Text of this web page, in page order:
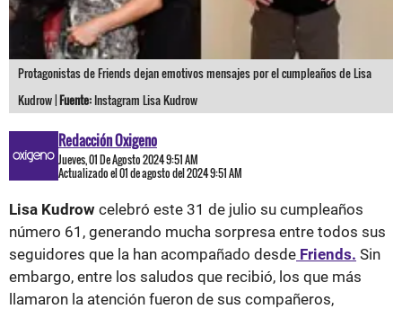
Protagonistas de Friends dejan emotivos mensajes por el cumpleaños de Lisa
Kudrow |Fuente: Instagram Lisa Kudrow
Redacción Oxigeno
Jueves, 01 De Agosto 2024 9:51 AM
Actualizado el 01 de agosto del 2024 9:51 AM
Lisa Kudrow celebró este 31 de julio su cumpleaños
número 61, generando mucha sorpresa entre todos sus
seguidores que la han acompañado desde Friends. Sin
embargo, entre los saludos que recibió, los que más
llamaron la atención fueron de sus compañeros,